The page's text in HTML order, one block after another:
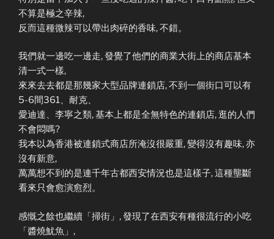
不算是極之辛辣,
反而這種微辣可以帶出肉碎的香味, 不錯。
我們就一邊吃一邊走, 發覺了他們的商業大街上的商店基本
清一式一樣,
來來去去都是那幾家大型品牌連鎖店, 不到一個街口可以有
5-6間361、耐克、
愛迪達、李寧之類, 基本上都是全無特色的連鎖店, 逛的人們
不會悶嗎?
我本以為香港被連鎖式商店所淹沒很嚴重, 變得沒有趣味, 亦
沒有新意,
萬萬想不到的是連千年古都西安情況也是這樣子, 這種壟斷
看來只會愈演愈烈。
感慨之餘也繼續「掃街」, 發現了在西安有種很流行的小吃
「醬燒魷魚」,